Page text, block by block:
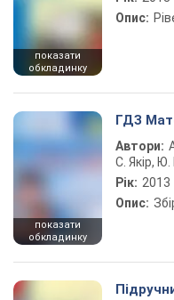
показати
обкладинку
Опис:
показати
обкладинку
ГДЗ
Автори:
С. Якір,
Рік: 2013
Опис: